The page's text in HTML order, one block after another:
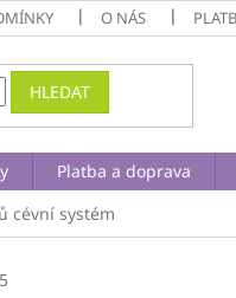
O NÁS
HLEDAT
Platba a doprava
cévní systém